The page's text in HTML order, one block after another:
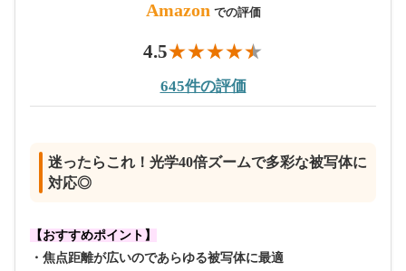
Amazon での評価
4.5
645件の評価
迷ったらこれ！光学40倍ズームで多彩な被写体に
対応◎
【おすすめポイント】
・焦点距離が広いのであらゆる被写体に最適